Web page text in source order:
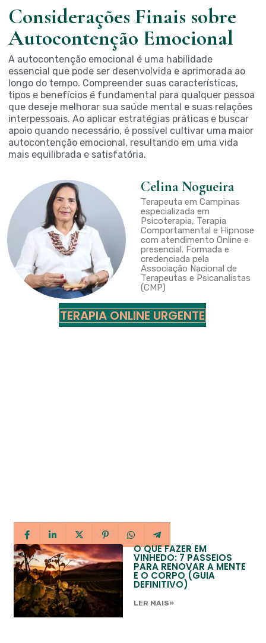
Considerações Finais sobre
Autocontenção Emocional
A autocontenção emocional é uma habilidade
essencial que pode ser desenvolvida e aprimorada ao
longo do tempo. Compreender suas características,
tipos e benefícios é fundamental para qualquer pessoa
que deseje melhorar sua saúde mental e suas relações
interpessoais. Ao aplicar estratégias práticas e buscar
apoio quando necessário, é possível cultivar uma maior
autocontenção emocional, resultando em uma vida
mais equilibrada e satisfatória.
Celina Nogueira
Terapeuta em Campinas
especializada em
Psicoterapia, Terapia
Comportamental e Hipnose
com atendimento Online e
presencial. Formada e
credenciada pela
Associação Nacional de
Terapeutas e Psicanalistas
(CMP)
TERAPIA ONLINE URGENTE
O QUE FAZER EM
VINHEDO: 7 PASSEIOS
PARA RENOVAR A MENTE
E O CORPO (GUIA
DEFINITIVO)
LER MAIS»